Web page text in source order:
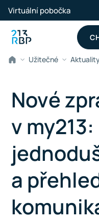
Přeskočit na hlavní obsah
Virtuální pobočka
Užitečné
Nové
v my213:
a